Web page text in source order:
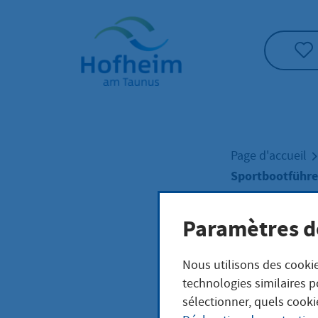
Accueil"
Page d'accueil
Paramètres
Nous utilisons des
technologies similaires
sélectionner, quels